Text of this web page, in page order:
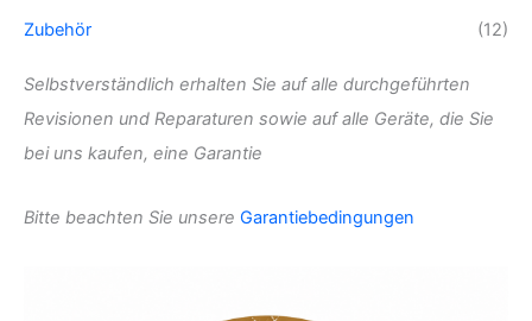
Zubehör
(12)
Selbstverständlich erhalten Sie auf alle durchgeführten
Revisionen und Reparaturen sowie auf alle Geräte, die Sie
bei uns kaufen, eine Garantie
Bitte beachten Sie unsere Garantiebedingungen